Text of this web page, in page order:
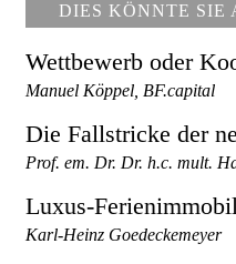
DIES KÖNNTE SIE
Wettbewerb oder
Manuel Köppel, BF.capital
Die Fallstricke der
Prof. em. Dr. Dr. h.c. mult.
Luxus-
Karl-Heinz Goedeckemeyer